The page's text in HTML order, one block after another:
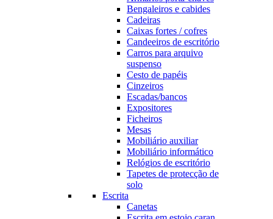
Bengaleiros e cabides
Cadeiras
Caixas fortes / cofres
Candeeiros de escritório
Carros para arquivo
suspenso
Cesto de papéis
Cinzeiros
Escadas/bancos
Expositores
Ficheiros
Mesas
Mobiliário auxiliar
Mobiliário informático
Relógios de escritório
Tapetes de protecção de
solo
Escrita
Canetas